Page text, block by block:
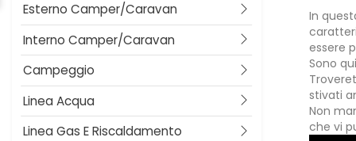
Esterno Camper/caravan
Interno Camper/caravan
Campeggio
Linea Acqua
Linea Gas E Riscaldamento
In
essere
Sono
stivati
Non
che vi